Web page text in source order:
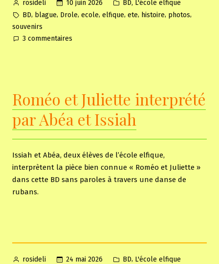
Posted
by
rosideli 10 juin 2026
Posted
in
BD, L'école elfique
Tags:
BD, blague, Drole, ecole, elfique, ete, histoire, photos,
souvenirs
3 commentaires
Roméo et Juliette interprété
par Abéa et Issiah
Issiah et Abéa, deux élèves de l’école elfique,
interprètent la pièce bien connue « Roméo et Juliette »
dans cette BD sans paroles à travers une danse de
rubans.
Posted
rosideli 24 mai 2026
Posted
BD, L'école elfique